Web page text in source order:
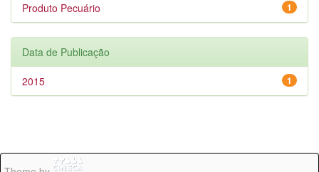
1
Produto Pecuário
Data de Publicação
1
2015